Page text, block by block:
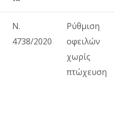
Ν.
4738/2020
Ρύθμιση
οφειλών
χωρίς
πτώχευση